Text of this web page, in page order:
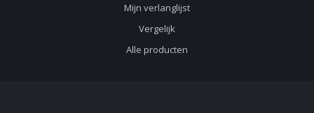
Mijn verlanglijst
Vergelijk
Alle producten